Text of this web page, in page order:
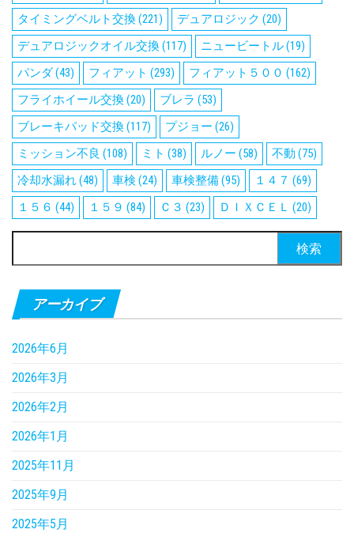
タイミングベルト交換(221) デュアロジック (20)
デュアロジックオイル交換(117) ニュービートル(19)
パンダ(43) フィアット (293) フィアット５００ (162)
フライホイール交換(20) ブレラ (53)
ブレーキパッド交換(117) プジョー (26)
ミッション不良 (108) ミト (38) ルノー (58) 不動 (75)
冷却水漏れ(48) 車検 (24) 車検整備(95) １４７ (69)
１５６ (44) １５９ (84) Ｃ３ (23) ＤＩＸＣＥＬ (20)
索:
アーカイブ
2026年6月
2026年3月
2026年2月
2026年1月
2025年11月
2025年9月
2025年5月